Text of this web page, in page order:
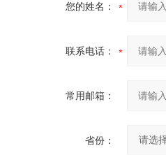
您的姓名：
联系电话：
常用邮箱：
省份：